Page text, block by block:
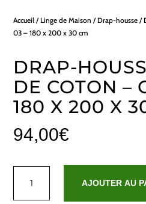
Accueil / Linge de Maison / Drap-housse /
03 – 180 x 200 x 30 cm
DRAP-
DE COTON –
180 X 200 X
94,00€
AJOUTER AU